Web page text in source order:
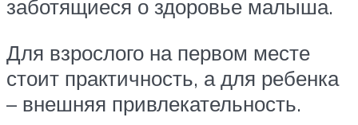
заботящиеся о здоровье малыша.
Для взрослого на первом месте
стоит практичность, а для ребенка
– внешняя привлекательность.